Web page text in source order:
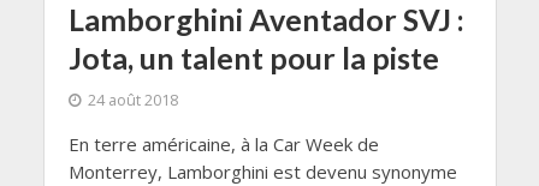
Lamborghini Aventador SVJ :
Jota, un talent pour la piste
24 août 2018
En terre américaine, à la Car Week de
Monterrey, Lamborghini est devenu synonyme